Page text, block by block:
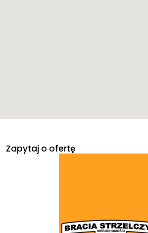
Zapytaj o ofertę